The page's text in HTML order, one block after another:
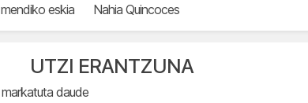
mendiko eskia Nahia Quincoces
UTZI ERANTZUNA
markatuta daude